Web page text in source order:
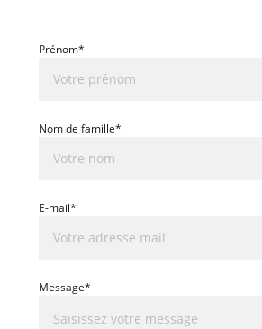
Prénom*
Nom de famille*
E-mail*
Message*